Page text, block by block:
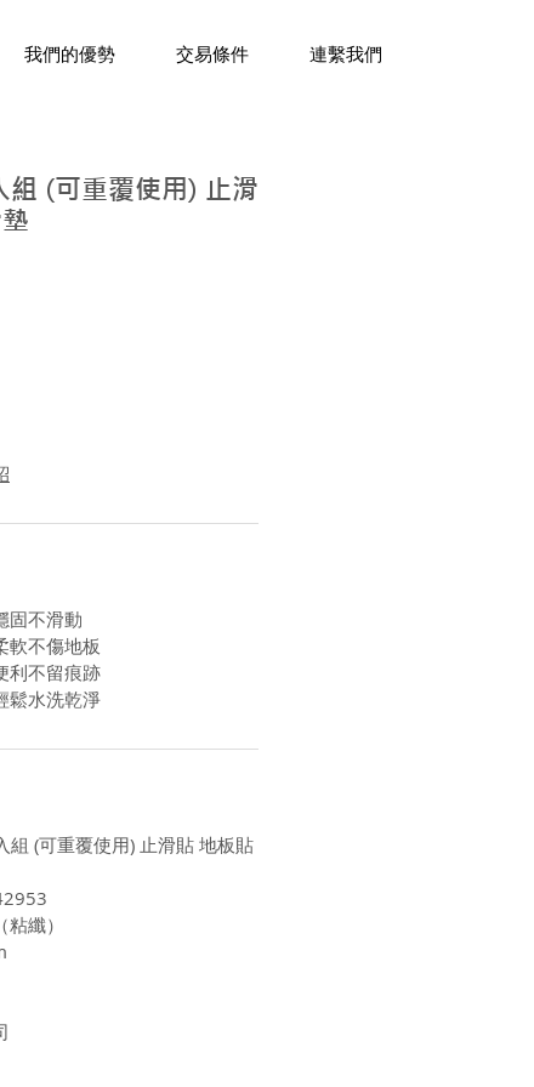
我們的優勢 交易條件 連繫我們
組 (可重覆使用) 止滑
固不滑動
軟不傷地板
利不留痕跡
鬆水洗乾淨
組 (可重覆使用) 止滑貼 地板貼
纖）